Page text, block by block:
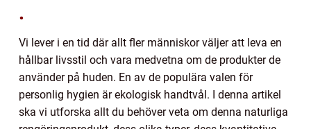
.
Vi lever i en tid där allt fler människor väljer att leva en
hållbar livsstil och vara medvetna om de produkter de
använder på huden. En av de populära valen för
personlig hygien är ekologisk handtvål. I denna artikel
ska vi utforska allt du behöver veta om denna naturliga